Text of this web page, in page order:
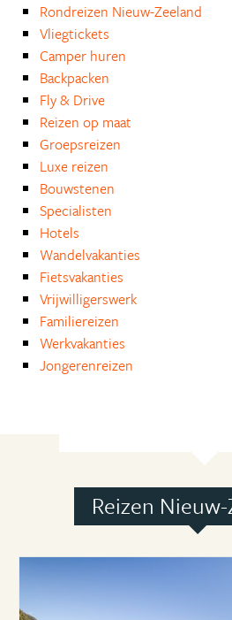
Rondreizen Nieuw-Zeeland
Vliegtickets
Camper huren
Backpacken
Fly & Drive
Reizen op maat
Groepsreizen
Luxe reizen
Bouwstenen
Specialisten
Hotels
Wandelvakanties
Fietsvakanties
Vrijwilligerswerk
Familiereizen
Werkvakanties
Jongerenreizen
Reizen